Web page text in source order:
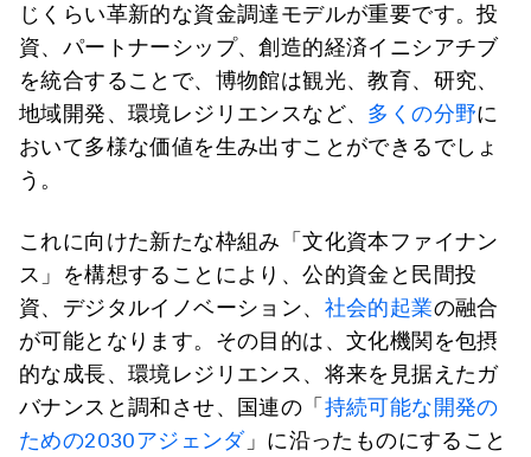
じくらい革新的な資金調達モデルが重要です。投
資、パートナーシップ、創造的経済イニシアチブ
を統合することで、博物館は観光、教育、研究、
地域開発、環境レジリエンスなど、 多くの分野に
おいて多様な価値を生み出すことができるでしょ
う。
これに向けた新たな枠組み「文化資本ファイナン
ス」を構想することにより、公的資金と民間投
資、デジタルイノベーション、 社会的起業の融合
が可能となります。その目的は、文化機関を包摂
的な成長、環境レジリエンス、将来を見据えたガ
バナンスと調和させ、国連の「 持続可能な開発の
ための2030アジェンダ」に沿ったものにすること